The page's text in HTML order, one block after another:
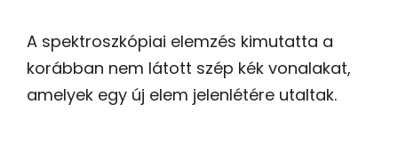
A spektroszkópiai elemzés kimutatta a
korábban nem látott szép kék vonalakat,
amelyek egy új elem jelenlétére utaltak.